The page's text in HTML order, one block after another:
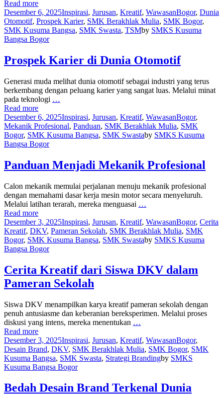
Read more
Desember 6, 2025Inspirasi, Jurusan, Kreatif, WawasanBogor, Dunia
Otomotif, Prospek Karier, SMK Berakhlak Mulia, SMK Bogor,
SMK Kusuma Bangsa, SMK Swasta, TSMby SMKS Kusuma
Bangsa Bogor
Prospek Karier di Dunia Otomotif
Generasi muda melihat dunia otomotif sebagai industri yang terus
berkembang dengan peluang karier yang sangat luas. Melalui minat
pada teknologi …
Read more
Desember 6, 2025Inspirasi, Jurusan, Kreatif, WawasanBogor,
Mekanik Profesional, Panduan, SMK Berakhlak Mulia, SMK
Bogor, SMK Kusuma Bangsa, SMK Swastaby SMKS Kusuma
Bangsa Bogor
Panduan Menjadi Mekanik Profesional
Calon mekanik memulai perjalanan menuju mekanik profesional
dengan memahami dasar kerja mesin motor secara menyeluruh.
Melalui latihan terarah, mereka menguasai …
Read more
Desember 3, 2025Inspirasi, Jurusan, Kreatif, WawasanBogor, Cerita
Kreatif, DKV, Pameran Sekolah, SMK Berakhlak Mulia, SMK
Bogor, SMK Kusuma Bangsa, SMK Swastaby SMKS Kusuma
Bangsa Bogor
Cerita Kreatif dari Siswa DKV dalam
Pameran Sekolah
Siswa DKV menampilkan karya kreatif pameran sekolah dengan
penuh antusiasme dan keberanian bereksperimen. Melalui proses
diskusi yang intens, mereka menentukan …
Read more
Desember 3, 2025Inspirasi, Jurusan, Kreatif, WawasanBogor,
Desain Brand, DKV, SMK Berakhlak Mulia, SMK Bogor, SMK
Kusuma Bangsa, SMK Swasta, Strategi Brandingby SMKS
Kusuma Bangsa Bogor
Bedah Desain Brand Terkenal Dunia